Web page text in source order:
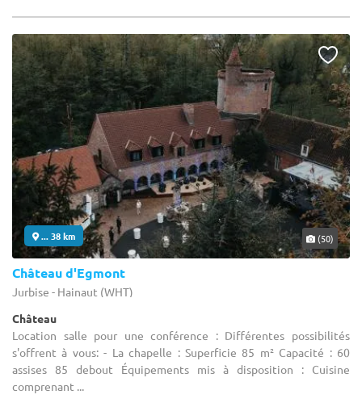
... 38 km (50)
Château d'Egmont
Jurbise - Hainaut (WHT)
Château
Location salle pour une conférence : Différentes possibilités
s'offrent à vous: - La chapelle : Superficie 85 m² Capacité : 60
assises 85 debout Équipements mis à disposition : Cuisine
comprenant ...